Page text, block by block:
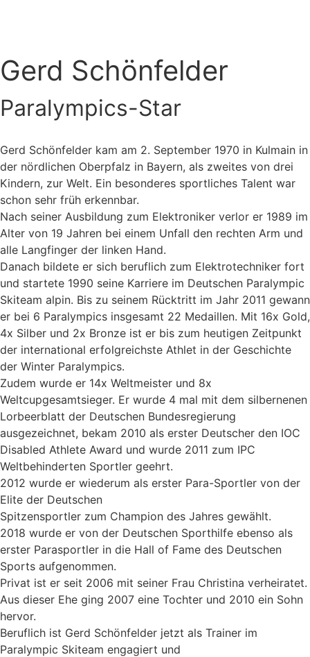
Gerd Schönfelder
Paralympics-Star
Gerd Schönfelder kam am 2. September 1970 in Kulmain in
der nördlichen Oberpfalz in Bayern, als zweites von drei
Kindern, zur Welt. Ein besonderes sportliches Talent war
schon sehr früh erkennbar.
Nach seiner Ausbildung zum Elektroniker verlor er 1989 im
Alter von 19 Jahren bei einem Unfall den rechten Arm und
alle Langfinger der linken Hand.
Danach bildete er sich beruflich zum Elektrotechniker fort
und startete 1990 seine Karriere im Deutschen Paralympic
Skiteam alpin. Bis zu seinem Rücktritt im Jahr 2011 gewann
er bei 6 Paralympics insgesamt 22 Medaillen. Mit 16x Gold,
4x Silber und 2x Bronze ist er bis zum heutigen Zeitpunkt
der international erfolgreichste Athlet in der Geschichte
der Winter Paralympics.
Zudem wurde er 14x Weltmeister und 8x
Weltcupgesamtsieger. Er wurde 4 mal mit dem silbernenen
Lorbeerblatt der Deutschen Bundesregierung
ausgezeichnet, bekam 2010 als erster Deutscher den IOC
Disabled Athlete Award und wurde 2011 zum IPC
Weltbehinderten Sportler geehrt.
2012 wurde er wiederum als erster Para-Sportler von der
Elite der Deutschen
Spitzensportler zum Champion des Jahres gewählt.
2018 wurde er von der Deutschen Sporthilfe ebenso als
erster Parasportler in die Hall of Fame des Deutschen
Sports aufgenommen.
Privat ist er seit 2006 mit seiner Frau Christina verheiratet.
Aus dieser Ehe ging 2007 eine Tochter und 2010 ein Sohn
hervor.
Beruflich ist Gerd Schönfelder jetzt als Trainer im
Paralympic Skiteam engagiert und